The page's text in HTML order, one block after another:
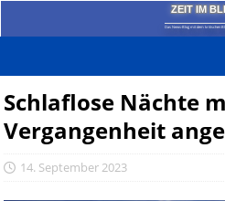
ZEIT IM
Das News-Blog mit dem kritischen
Schlaflose Nächte
Vergangenheit
14. September 2023